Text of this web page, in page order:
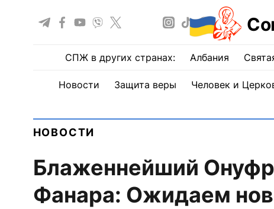
СПЖ в других странах: Албания
Новости Защита веры Человек и
НОВОСТИ
Блаженнейший
Фанара: Ожидаем